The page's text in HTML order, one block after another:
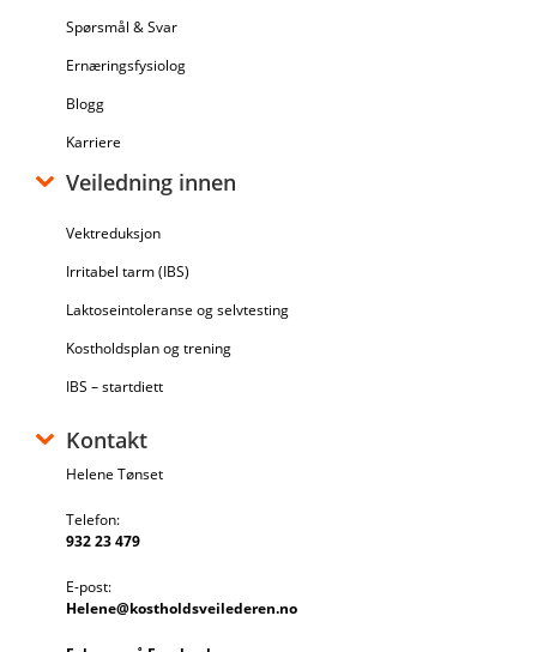
Spørsmål & Svar
Ernæringsfysiolog
Blogg
Karriere
Veiledning innen
Vektreduksjon
Irritabel tarm (IBS)
Laktoseintoleranse og selvtesting
Kostholdsplan og trening
IBS – startdiett
Kontakt
Helene Tønset
Telefon:
932 23 479
E-post:
Helene@kostholdsveilederen.no